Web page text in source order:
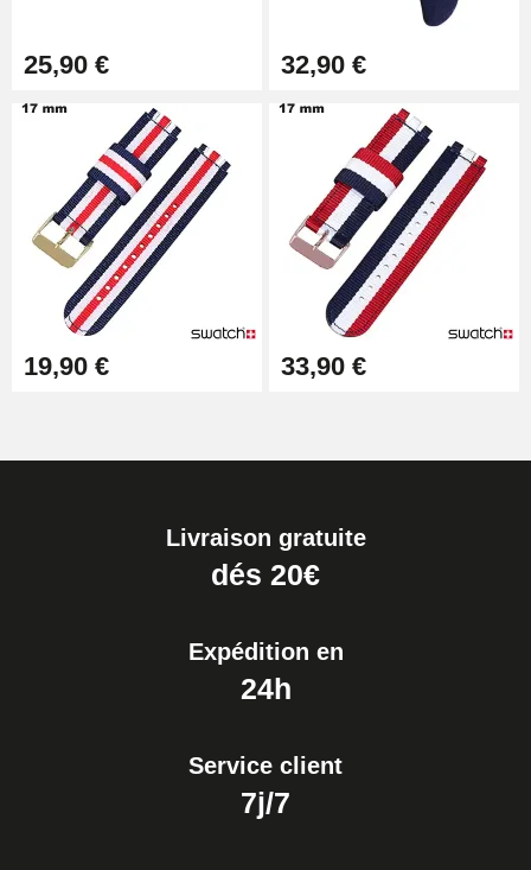
25,90 € 32,90 €
19,90 € 33,90 €
Livraison gratuite
dés 20€
Expédition en
24h
Service client
7j/7